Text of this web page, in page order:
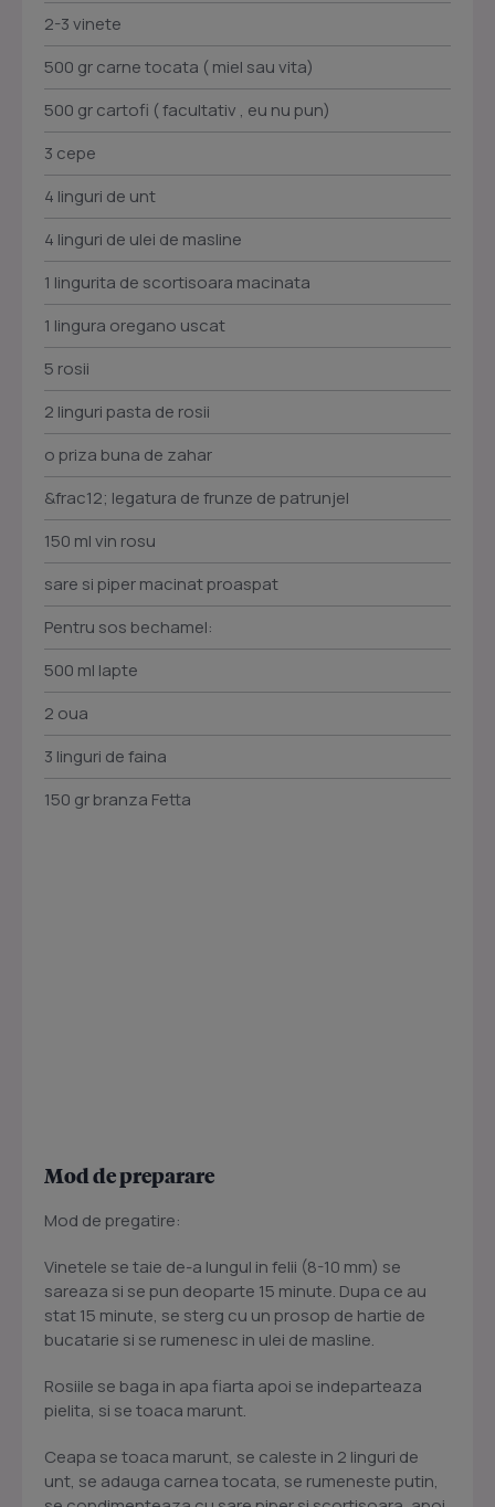
2-3 vinete
500 gr carne tocata ( miel sau vita)
500 gr cartofi ( facultativ , eu nu pun)
3 cepe
4 linguri de unt
4 linguri de ulei de masline
1 lingurita de scortisoara macinata
1 lingura oregano uscat
5 rosii
2 linguri pasta de rosii
o priza buna de zahar
&frac12; legatura de frunze de patrunjel
150 ml vin rosu
sare si piper macinat proaspat
Pentru sos bechamel:
500 ml lapte
2 oua
3 linguri de faina
150 gr branza Fetta
Mod de preparare
Mod de pregatire:
Vinetele se taie de-a lungul in felii (8-10 mm) se
sareaza si se pun deoparte 15 minute. Dupa ce au
stat 15 minute, se sterg cu un prosop de hartie de
bucatarie si se rumenesc in ulei de masline.
Rosiile se baga in apa fiarta apoi se indeparteaza
pielita, si se toaca marunt.
Ceapa se toaca marunt, se caleste in 2 linguri de
unt, se adauga carnea tocata, se rumeneste putin,